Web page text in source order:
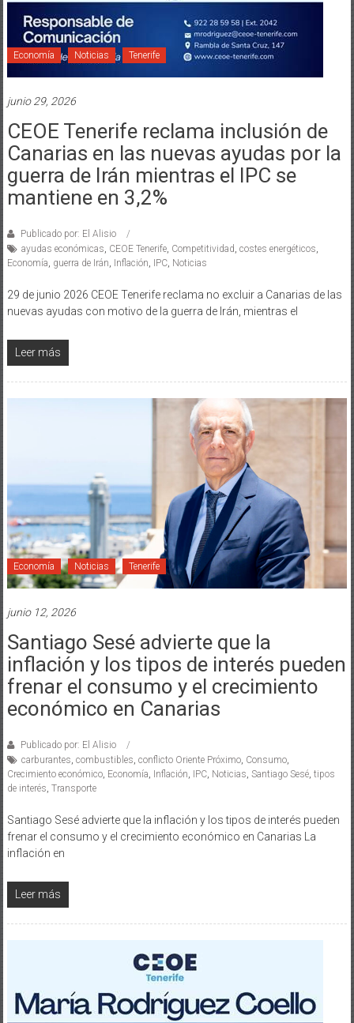
Economía Noticias Tenerife
junio 29, 2026
CEOE Tenerife reclama inclusión de
Canarias en las nuevas ayudas por la
guerra de Irán mientras el IPC se
mantiene en 3,2%
Publicado por: El Alisio
ayudas económicas, CEOE Tenerife, Competitividad, costes energéticos,
Economía, guerra de Irán, Inflación, IPC, Noticias
29 de junio 2026 CEOE Tenerife reclama no excluir a Canarias de las
nuevas ayudas con motivo de la guerra de Irán, mientras el
Leer más
Economía Noticias Tenerife
junio 12, 2026
Santiago Sesé advierte que la
inflación y los tipos de interés pueden
frenar el consumo y el crecimiento
económico en Canarias
Publicado por: El Alisio
carburantes combustibles conflicto Oriente Próximo, Consumo,
Crecimiento económico, Economía Inflación IPC, Noticias Santiago Sesé, tipos
de interés Transporte
Santiago Sesé advierte que la inflación y los tipos de interés pueden
frenar el consumo y el crecimiento económico en Canarias La
inflación en
Leer más